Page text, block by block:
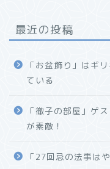
最近の投稿
「お盆飾り」はギ
ている
「徹子の部屋」ゲ
が素敵！
「27回忌の法事は